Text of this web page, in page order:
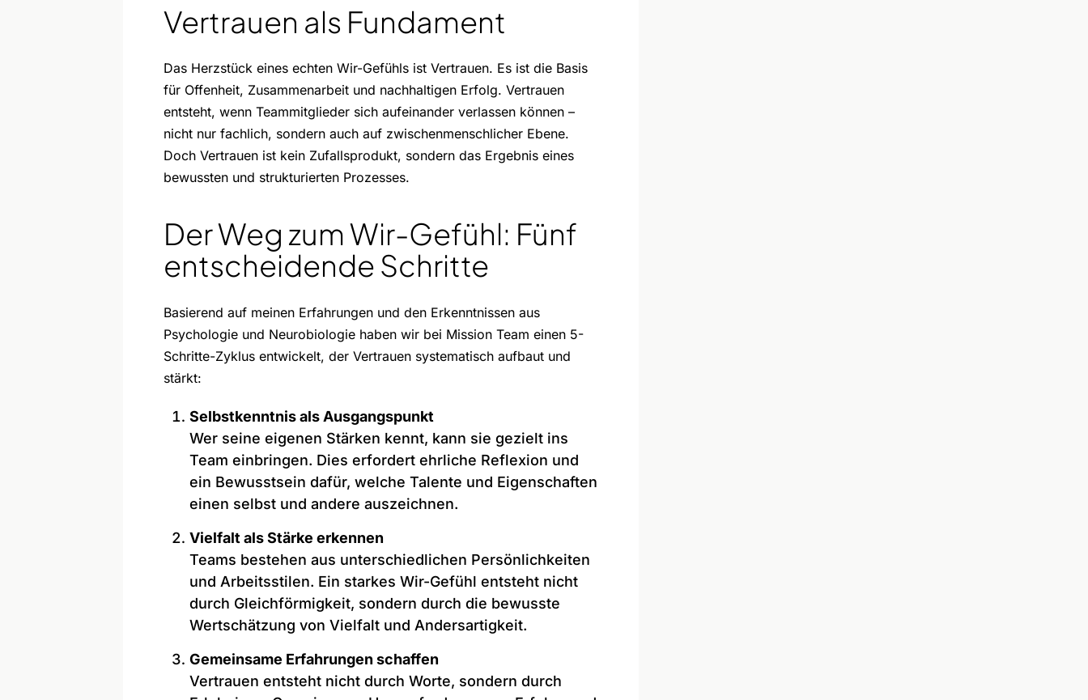
Vertrauen als Fundament
Das Herzstück eines echten Wir-Gefühls ist Vertrauen. Es ist die Basis
für Offenheit, Zusammenarbeit und nachhaltigen Erfolg. Vertrauen
entsteht, wenn Teammitglieder sich aufeinander verlassen können –
nicht nur fachlich, sondern auch auf zwischenmenschlicher Ebene.
Doch Vertrauen ist kein Zufallsprodukt, sondern das Ergebnis eines
bewussten und strukturierten Prozesses.
Der Weg zum Wir-Gefühl: Fünf
entscheidende Schritte
Basierend auf meinen Erfahrungen und den Erkenntnissen aus
Psychologie und Neurobiologie haben wir bei Mission Team einen 5-
Schritte-Zyklus entwickelt, der Vertrauen systematisch aufbaut und
stärkt:
Selbstkenntnis als Ausgangspunkt
Wer seine eigenen Stärken kennt, kann sie gezielt ins
Team einbringen. Dies erfordert ehrliche Reflexion und
ein Bewusstsein dafür, welche Talente und Eigenschaften
einen selbst und andere auszeichnen.
Vielfalt als Stärke erkennen
Teams bestehen aus unterschiedlichen Persönlichkeiten
und Arbeitsstilen. Ein starkes Wir-Gefühl entsteht nicht
durch Gleichförmigkeit, sondern durch die bewusste
Wertschätzung von Vielfalt und Andersartigkeit.
Gemeinsame Erfahrungen schaffen
Vertrauen entsteht nicht durch Worte, sondern durch